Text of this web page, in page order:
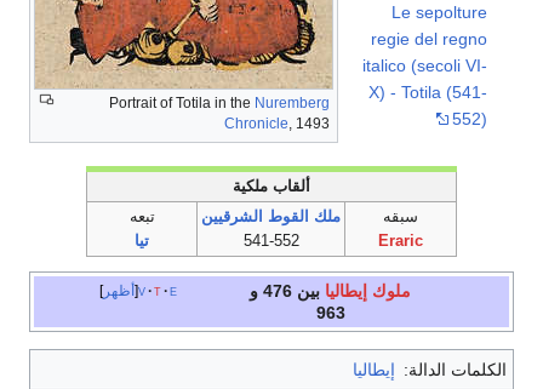
Portrait of Totila in the Nuremberg
Chronicle, 1493
Le sepolture
regie del regno
italico (secoli VI-
X) - Totila (541-
552)
ألقاب ملكية
سبقه
Eraric
ملك القوط الشرقيين
541-552
تبعه
تيا
أظهر v t e ملوك إيطاليا
بين 476 و
963
الكلمات الدالة: إيطاليا